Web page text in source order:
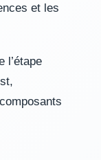
et les
l’étape